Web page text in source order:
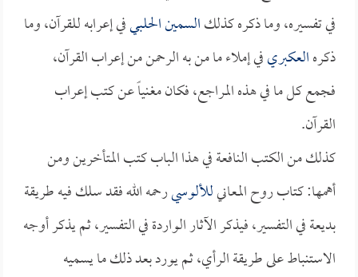
في تفسيره، وما ذكره كذلكالسمين الحلبيفي إعرابه للقرآن، وما
ذكرهالعكبريفي إملاء ما من به الرحمن من إعراب القرآن،
فجمع كل ما في هذه المراجع، فكان مغنياً عن كتب إعراب
القرآن.
كذلك من الكتب النافعة في هذا الباب كتب المتأخرين ومن
أهمها: كتاب روح المعانيللألوسيرحمه الله فقد سلك فيه طريقة
بديعة في التفسير، فيذكر الآثار الواردة في التفسير، ثم يذكر أوجه
الاستنباط على طريقة الرأي، ثم يورد بعد ذلك ما يسميه